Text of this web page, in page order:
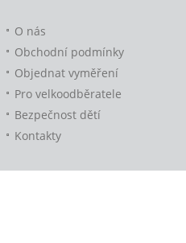
O nás
Obchodní podmínky
Objednat vyměření
Pro velkoodběratele
Bezpečnost dětí
Kontakty